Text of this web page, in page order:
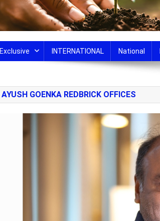
Exclusive INTERNATIONAL National
AYUSH GOENKA REDBRICK OFFICES